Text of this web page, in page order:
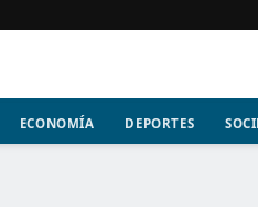
ECONOMÍA DEPORTES